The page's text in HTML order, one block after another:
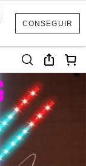
CONSEGUIR